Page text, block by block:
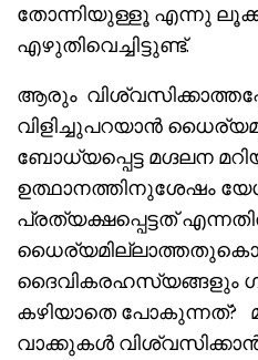
തോന്നിയുള്ളൂ എന്നു
എഴുതിവെച്ചിട്ടുണ്ട്.
ആരും
വിളിച്ചുപറയാൻ
ബോധ്യപ്പെട്ട മഗ്ദലന
ഉത്ഥാനത്തിനുശേഷം
പ്രത്യക്ഷപ്പെട്ടത്
ദൈവികരഹസ്യങ്ങളും
കഴിയാതെ പോകുന്നത്?
വാക്കുകൾ